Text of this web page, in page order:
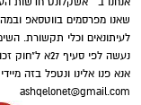
שאנו מפרסמים בווטסאפ
לעיתונאים וכלי תקשורת.
נעשה לפי
אנא פנו אלינו ונטפל בזה
ashqelonet@gmail.com